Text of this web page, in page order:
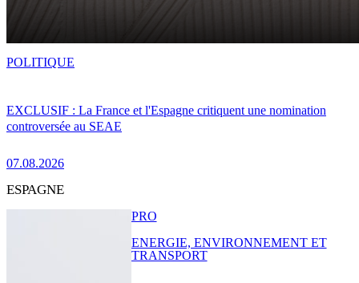
EXCLUSIF : La France et l'Espagne critiquent une nomination
controversée au SEAE
07.08.2026
POLITIQUE
ESPAGNE
PRO
ENERGIE, ENVIRONNEMENT ET
TRANSPORT